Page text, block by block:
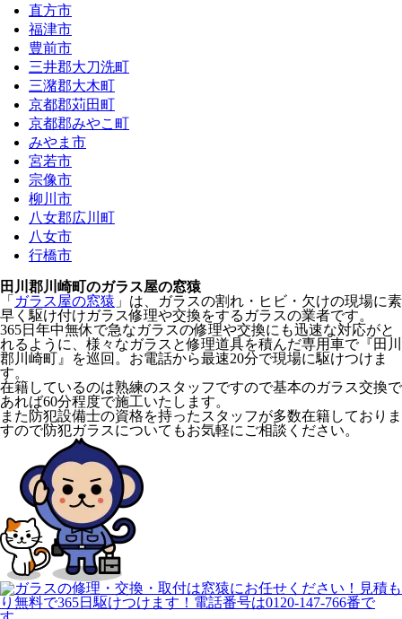
直方市
福津市
豊前市
三井郡大刀洗町
三潴郡大木町
京都郡苅田町
京都郡みやこ町
みやま市
宮若市
宗像市
柳川市
八女郡広川町
八女市
行橋市
田川郡川崎町のガラス屋の窓猿
「 ガラス屋の窓猿 」は、ガラスの割れ・ヒビ・欠けの現場に素
早く駆け付けガラス修理や交換をするガラスの業者です。
365日年中無休で急なガラスの修理や交換にも迅速な対応がと
れるように、様々なガラスと修理道具を積んだ専用車で『田川
郡川崎町』を巡回。お電話から最速20分で現場に駆けつけま
す。
在籍しているのは熟練のスタッフですので基本のガラス交換で
あれば60分程度で施工いたします。
また防犯設備士の資格を持ったスタッフが多数在籍しておりま
すので防犯ガラスについてもお気軽にご相談ください。